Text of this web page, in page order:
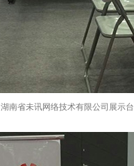
湖南省未讯网络技术有限公司展示台